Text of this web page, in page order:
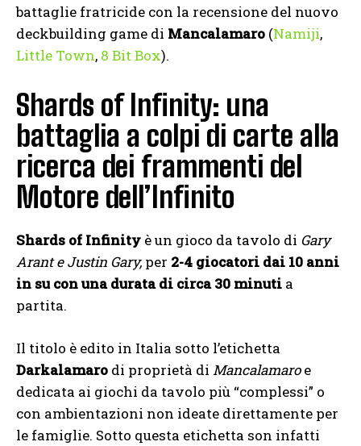
battaglie fratricide con la recensione del nuovo
deckbuilding game di Mancalamaro (Namiji,
Little Town, 8 Bit Box).
Shards of Infinity: una
battaglia a colpi di carte alla
ricerca dei frammenti del
Motore dell’Infinito
Shards of Infinity è un gioco da tavolo di Gary
Arant e Justin Gary, per 2-4 giocatori dai 10 anni
in su con una durata di circa 30 minuti a
partita.
Il titolo è edito in Italia sotto l’etichetta
Darkalamaro di proprietà di Mancalamaroe
dedicata ai giochi da tavolo più “complessi” o
con ambientazioni non ideate direttamente per
le famiglie. Sotto questa etichetta son infatti